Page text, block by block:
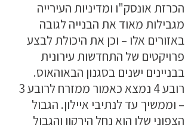
הכרזת אונסק"ו ומדיניות העירייה
מגבילות מאוד את הבנייה לגובה
באזורים אלו – וכן את היכולת לבצע
פרויקטים של התחדשות עירונית
בבניינים ישנים בסגנון הבאוהאוס.
רובע 4 נמצא כאמור ממזרח לרובע 3
– וממשיך עד לנתיבי איילון. הגבול
הצפוני שלו הוא נחל הירקון והגבול